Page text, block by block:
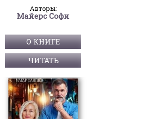
Авторы:
Майерс Софи
О КНИГЕ
ЧИТАТЬ